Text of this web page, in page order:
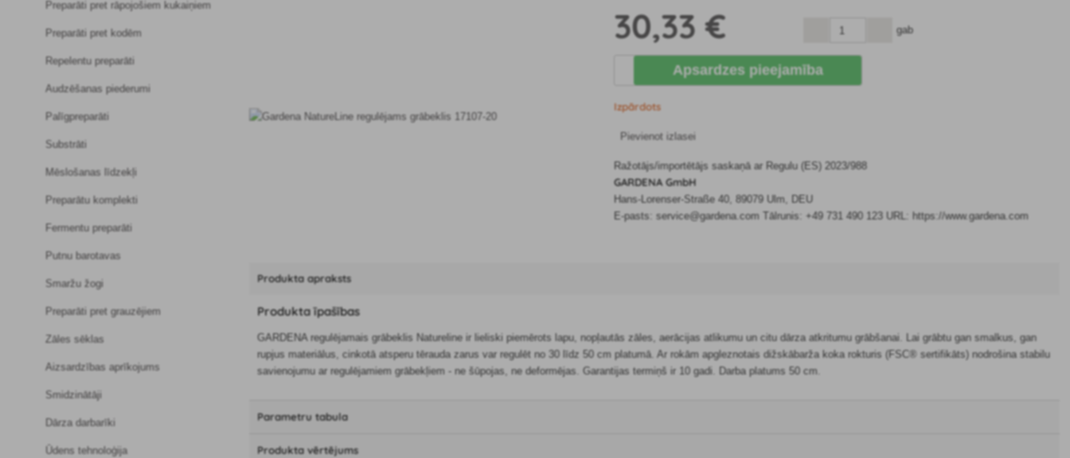
Preparāti pret rāpojošiem kukaiņiem
Preparāti pret kodēm
Repelentu preparāti
Audzēšanas piederumi
Palīgpreparāti
Substrāti
Mēslošanas līdzekļi
Preparātu komplekti
Fermentu preparāti
Putnu barotavas
Smaržu žogi
Preparāti pret grauzējiem
Zāles sēklas
Aizsardzības aprīkojums
Smidzinātāji
Dārza darbarīki
Ūdens tehnoloģija
30,33 € gab
Apsardzes pieejamība
Izpārdots
Pievienot izlasei
Ražotājs/importētājs saskaņā ar Regulu (ES) 2023/988
GARDENA GmbH
Hans-Lorenser-Straße 40, 89079 Ulm, DEU
E-pasts: service@gardena.com Tālrunis: +49 731 490 123 URL: https://www.gardena.com
Produkta apraksts
Produkta īpašības
GARDENA regulējamais grābeklis Natureline ir lieliski piemērots lapu, nopļautās zāles, aerācijas atlikumu un citu dārza atkritumu grābšanai. Lai grābtu gan smalkus, gan
rupjus materiālus, cinkotā atsperu tērauda zarus var regulēt no 30 līdz 50 cm platumā. Ar rokām apgleznotais dižskābarža koka rokturis (FSC® sertifikāts) nodrošina stabilu
savienojumu ar regulējamiem grābekļiem - ne šūpojas, ne deformējas. Garantijas termiņš ir 10 gadi. Darba platums 50 cm.
Parametru tabula
Produkta vērtējums